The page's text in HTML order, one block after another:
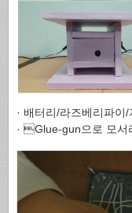
· 배터리/라즈베리파
· Glue-gun으로 모서